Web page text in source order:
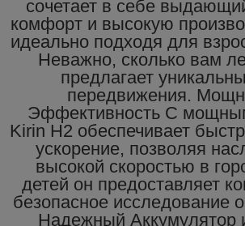
сочетает в себе
комфорт и высокую
идеально подходя для
Неважно, сколько вам
предлагает
передвижения.
Эффективность С
Kirin H2 обеспечивает
ускорение, позволяя
высокой скоростью в
детей он предоставляет
безопасное исследование
Надежный Аккумулятор